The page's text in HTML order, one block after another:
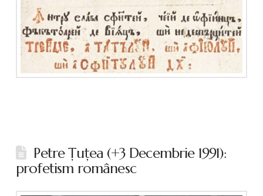
Petre Ţuţea (+3 Decembrie 1991):
profetism românesc